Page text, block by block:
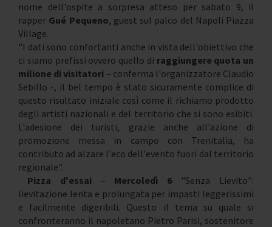
nome dell'ospite a sorpresa atteso per sabato 9, il
rapper Gué Pequeno, guest sul palco del Napoli Piazza
Village.
"I dati sono confortanti anche in vista dell'obiettivo che
ci siamo prefissi ovvero quello di raggiungere quota un
milione di visitatori – conferma l'organizzatore Claudio
Sebillo -, il bel tempo è stato sicuramente complice di
questo risultato iniziale così come il richiamo prodotto
degli artisti nazionali e del territorio che si sono esibiti.
L'adesione dei turisti, grazie anche all'azione di
promozione messa in campo con Trenitalia, ha
contributo ad alzare l'eco dell'evento fuori dal territorio
regionale".
Pizza d'essai – Mercoledì 6 "Senza Lievito":
lievitazione lenta e prolungata per impasti leggerissimi
e facilmente digeribili. Questo il tema su quale si
confronteranno il napoletano Pietro Parisi, sostenitore